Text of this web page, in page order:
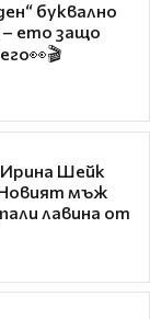
буквално
– ето защо
Шейк
мъж
лавина от